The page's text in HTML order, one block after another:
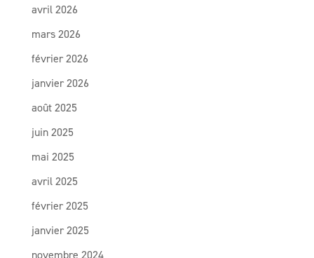
avril 2026
mars 2026
février 2026
janvier 2026
août 2025
juin 2025
mai 2025
avril 2025
février 2025
janvier 2025
novembre 2024